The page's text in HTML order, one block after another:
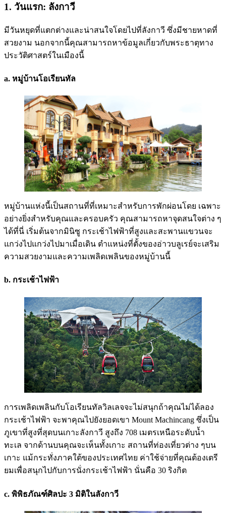
1. วันแรก: ลังกาวี
มีวันหยุดที่แตกต่างและน่าสนใจโดยไปที่ลังกาวี ซึ่งมีชายหาดที่
สวยงาม นอกจากนี้คุณสามารถหาข้อมูลเกี่ยวกับพระธาตุทาง
ประวัติศาสตร์ในเมืองนี้
a. หมู่บ้านโอเรียนทัล
หมู่บ้านแห่งนี้เป็นสถานที่ที่เหมาะสำหรับการพักผ่อนโดย เฉพาะ
อย่างยิ่งสำหรับคุณและครอบครัว คุณสามารถหาจุดสนใจต่าง ๆ
ได้ที่นี่ เริ่มต้นจากมินิซู กระเช้าไฟฟ้าที่สูงและสะพานแขวนจะ
แกว่งไปแกว่งไปมาเมื่อเดิน ตำแหน่งที่ตั้งของอ่าวบลูเรย์จะเสริม
ความสวยงามและความเพลิดเพลินของหมู่บ้านนี้
b. กระเช้าไฟฟ้า
การเพลิดเพลินกับโอเรียนทัลวิลเลจจะไม่สนุกถ้าคุณไม่ได้ลอง
กระเช้าไฟฟ้า จะพาคุณไปยังยอดเขา Mount Machincang ซึ่งเป็น
ภูเขาที่สูงที่สุดบนเกาะลังกาวี สูงถึง 708 เมตรเหนือระดับน้ำ
ทะเล จากด้านบนคุณจะเห็นทั้งเกาะ สถานที่ท่องเที่ยวต่าง ๆบน
เกาะ แม้กระทั่งภาคใต้ของประเทศไทย ค่าใช้จ่ายที่คุณต้องเตรี
ยมเพื่อสนุกไปกับการนั่งกระเช้าไฟฟ้า นั่นคือ 30 ริงกิต
c. พิพิธภัณฑ์ศิลปะ 3 มิติในลังกาวี